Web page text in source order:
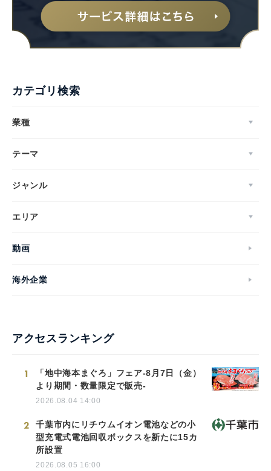
カテゴリ検索
業種
テーマ
ジャンル
エリア
動画
海外企業
アクセスランキング
1
「地中海本まぐろ」フェア-8月7日（金）
より期間・数量限定で販売-
2026.08.04 14:00
2
千葉市内にリチウムイオン電池などの小
型充電式電池回収ボックスを新たに15カ
所設置
2026.08.05 16:00